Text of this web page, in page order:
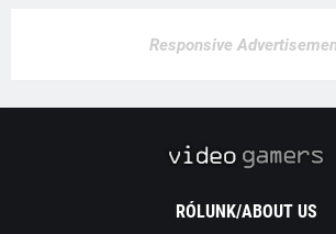
Responsive
RÓLUNK/ABOUT US